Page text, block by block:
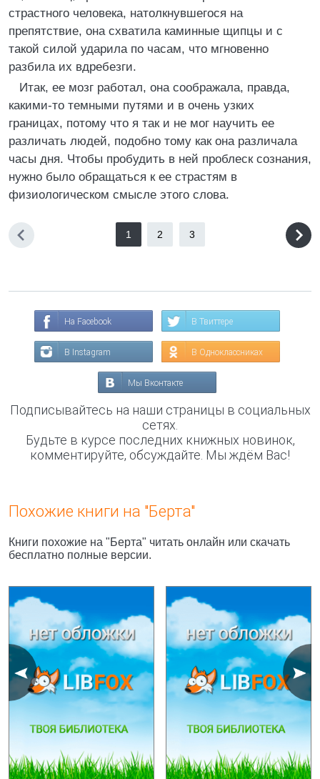
страстного человека, натолкнувшегося на
препятствие, она схватила каминные щипцы и с
такой силой ударила по часам, что мгновенно
разбила их вдребезги.
Итак, ее мозг работал, она соображала, правда,
какими-то темными путями и в очень узких
границах, потому что я так и не мог научить ее
различать людей, подобно тому как она различала
часы дня. Чтобы пробудить в ней проблеск сознания,
нужно было обращаться к ее страстям в
физиологическом смысле этого слова.
1 2 3
На Facebook В Твиттере
В Instagram В Одноклассниках
Мы Вконтакте
Подписывайтесь на наши страницы в социальных
сетях.
Будьте в курсе последних книжных новинок,
комментируйте, обсуждайте. Мы ждём Вас!
Похожие книги на "Берта"
Книги похожие на "Берта" читать онлайн или скачать
бесплатно полные версии.